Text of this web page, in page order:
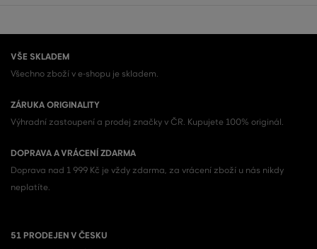
VŠE SKLADEM
Všechno zboží v e-shopu je skladem.
ZÁRUKA ORIGINALITY
Výhradní zastoupení a prodej značky v ČR. Kupujete 100% originál.
DOPRAVA A VRÁCENÍ ZDARMA
Doprava nad 1 999 Kč je vždy zdarma, za vrácení zboží u nás nikdy
neplatíte.
51 PRODEJEN V ČESKU